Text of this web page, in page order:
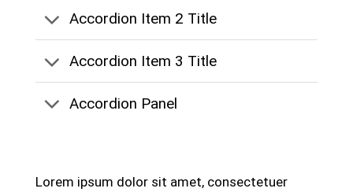
Accordion Item 2 Title
Accordion Item 3 Title
Accordion Panel
Lorem ipsum dolor sit amet, consectetuer